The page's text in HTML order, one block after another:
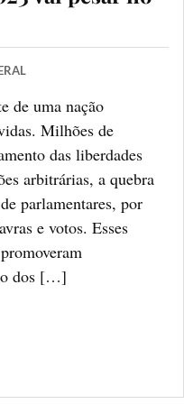
de uma nação
Milhões de
das liberdades
arbitrárias, a quebra
parlamentares, por
e votos. Esses
dos […]